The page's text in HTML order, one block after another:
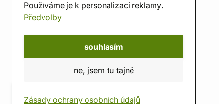
Používáme je k personalizaci reklamy.
Předvolby
souhlasím
ne, jsem tu tajně
Zásady ochrany osobních údajů
O nás
Hodnocení obchodu